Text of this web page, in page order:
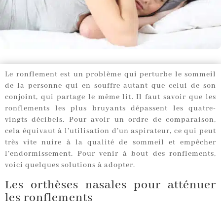
Le ronflement est un problème qui perturbe le sommeil
de la personne qui en souffre autant que celui de son
conjoint, qui partage le même lit. Il faut savoir que les
ronflements les plus bruyants dépassent les quatre-
vingts décibels. Pour avoir un ordre de comparaison,
cela équivaut à l’utilisation d’un aspirateur, ce qui peut
très vite nuire à la qualité de sommeil et empêcher
l’endormissement. Pour venir à bout des ronflements,
voici quelques solutions à adopter.
Les orthèses nasales pour atténuer
les ronflements